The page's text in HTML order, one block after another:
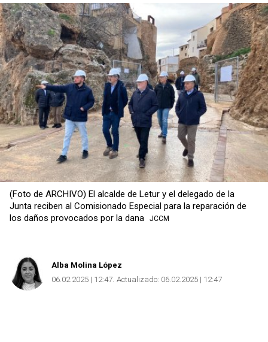
Copiar
(Foto de ARCHIVO) El alcalde de Letur y el delegado de la
Junta reciben al Comisionado Especial para la reparación de
los daños provocados por la dana
JCCM
Alba Molina López
06.02.2025 | 12:47 Actualizado: 06.02.2025 | 12:47